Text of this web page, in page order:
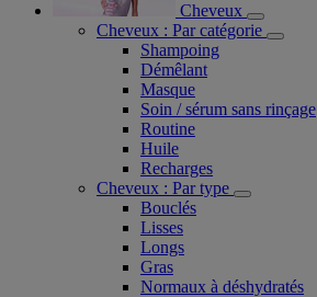
Cheveux
Cheveux : Par catégorie
Shampoing
Démêlant
Masque
Soin / sérum sans rinçage
Routine
Huile
Recharges
Cheveux : Par type
Bouclés
Lisses
Longs
Gras
Normaux à déshydratés